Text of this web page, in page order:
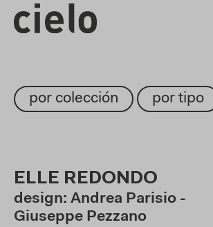
por colección por tipo
ELLE REDONDO
design: Andrea Parisio -
Giuseppe Pezzano